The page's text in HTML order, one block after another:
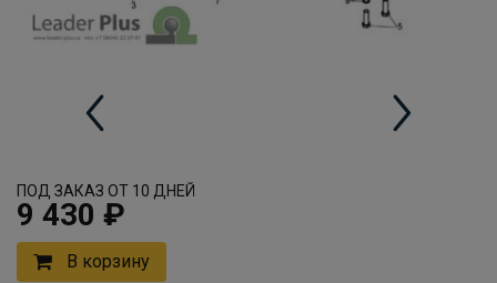
ПОД ЗАКАЗ ОТ 10 ДНЕЙ
9 430 ₽
В корзину